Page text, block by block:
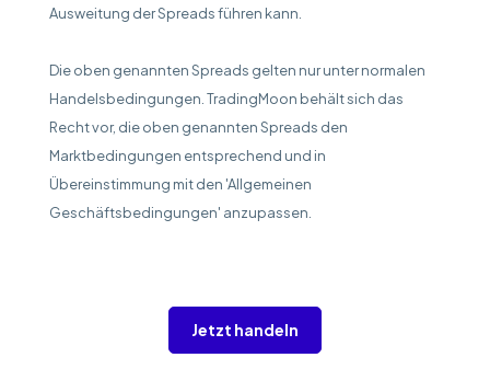
Ausweitung der Spreads führen kann.
Die oben genannten Spreads gelten nur unter normalen
Handelsbedingungen. TradingMoon behält sich das
Recht vor, die oben genannten Spreads den
Marktbedingungen entsprechend und in
Übereinstimmung mit den 'Allgemeinen
Geschäftsbedingungen' anzupassen.
Jetzt handeln